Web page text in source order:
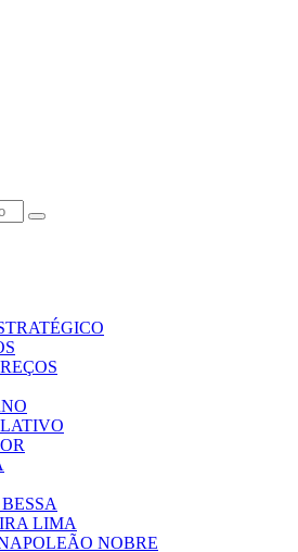
LIMA
NOBRE